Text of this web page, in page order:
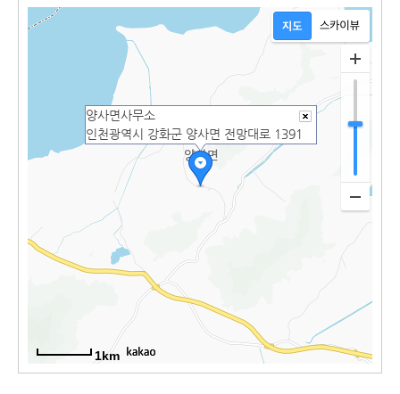
양사면사무소
인천광역시 강화군 양사면 전망대로 1391
1km